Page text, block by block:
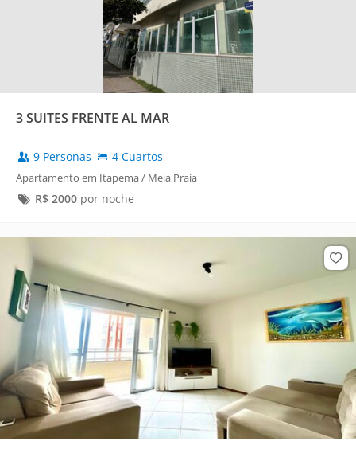
3 SUITES FRENTE AL MAR
9 Personas 4 Cuartos
Apartamento em Itapema / Meia Praia
R$ 2000por noche